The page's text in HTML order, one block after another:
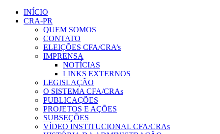
INÍCIO
CRA-PR
QUEM SOMOS
CONTATO
ELEIÇÕES CFA/CRA’s
IMPRENSA
NOTÍCIAS
LINKS EXTERNOS
LEGISLAÇÃO
O SISTEMA CFA/CRAs
PUBLICAÇÕES
PROJETOS E AÇÕES
SUBSEÇÕES
VÍDEO INSTITUCIONAL CFA/CRAs